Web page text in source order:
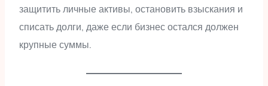
защитить личные активы, остановить взыскания и
списать долги, даже если бизнес остался должен
крупные суммы.